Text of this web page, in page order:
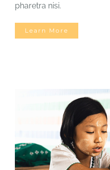
pharetra nisi.
Learn More